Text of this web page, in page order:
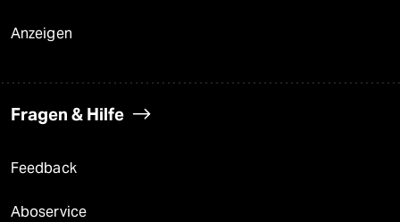
Anzeigen
Fragen & Hilfe
Feedback
Aboservice